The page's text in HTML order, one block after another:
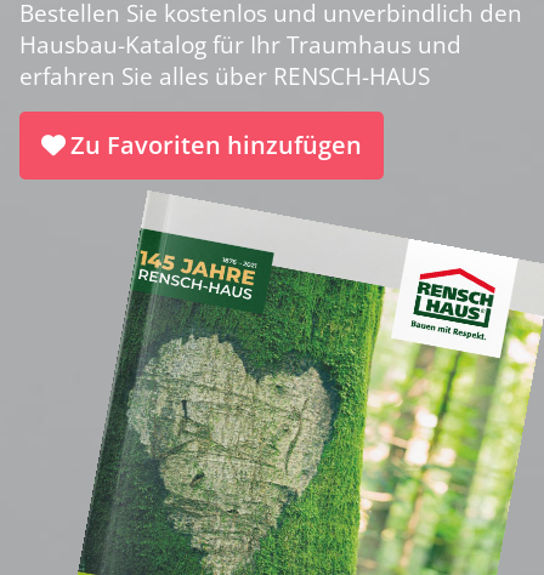
Bestellen Sie kostenlos und unverbindlich den
Hausbau-Katalog für Ihr Traumhaus und
erfahren Sie alles über RENSCH-HAUS
Zu Favoriten hinzufügen